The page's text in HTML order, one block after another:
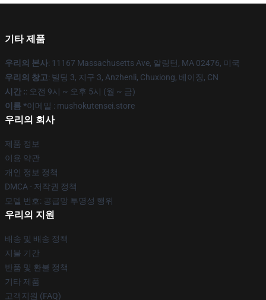
기타 제품
우리의 본사: 11167 Massachusetts Ave, 알링턴, MA 02476, 미국
우리의 창고: 빌딩 3, 지구 3, Anzhenli, Chuxiong, 베이징, CN
시간 :: 오전 9시 ~ 오후 5시 (월 ~ 금)
이름 *이메일 : mushokutensei.store
우리의 회사
제품 정보
이용 약관
개인 정보 정책
DMCA - 저작권 정책
모델 번호: 공급망 투명성 행위
우리의 지원
배송 및 배송 정책
지불 기간
반품 및 환불 정책
기타 제품
고객지원 (FAQ)